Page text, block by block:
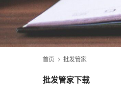
首页 批发管家
批发管家下载